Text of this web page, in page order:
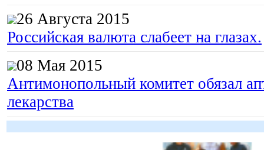
26 Августа 2015
Российская валюта слабеет на глазах.
08 Мая 2015
Антимонопольный комитет обязал
лекарства